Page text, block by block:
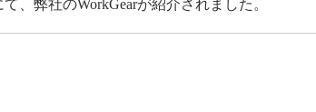
、弊社のWorkGearが紹介されました。